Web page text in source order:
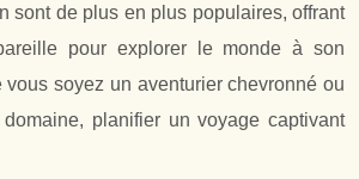
sont de plus en plus populaires, offrant
pour explorer le monde à son
vous soyez un aventurier chevronné ou
planifier un voyage captivant